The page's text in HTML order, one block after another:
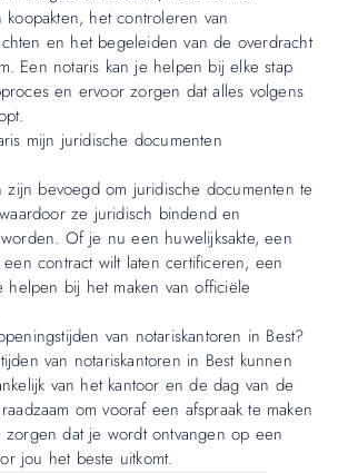
koopakten, het controleren van
en het begeleiden van de overdracht
Een notaris kan je helpen bij elke stap
en ervoor zorgen dat alles volgens
mijn juridische documenten
zijn bevoegd om juridische documenten te
ze juridisch bindend en
Of je nu een huwelijksakte, een
een contract wilt laten certificeren, een
helpen bij het maken van officiële
van notariskantoren in Best?
van notariskantoren in Best kunnen
van het kantoor en de dag van de
om vooraf een afspraak te maken
dat je wordt ontvangen op een
jou het beste uitkomt.